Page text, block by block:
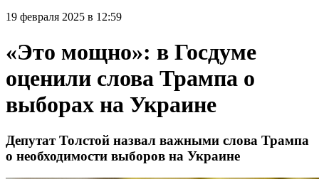
19 февраля 2025 в 12:59
«Это мощно»: в Госдуме
оценили слова Трампа о
выборах на Украине
Депутат Толстой назвал важными слова Трампа
о необходимости выборов на Украине